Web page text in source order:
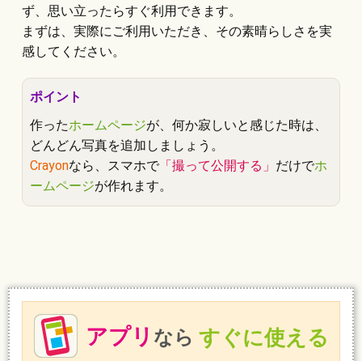
ず、思い立ったらすぐ利用できます。
まずは、実際にご利用いただき、その素晴らしさを実
感してください。
ポイント
作ったホームページが、何か寂しいと感じた時は、
どんどん写真を追加しましょう。
Crayonなら、スマホで「撮って公開する」 だけでホ
ームページが作れます。
アプリ なら すぐに使える